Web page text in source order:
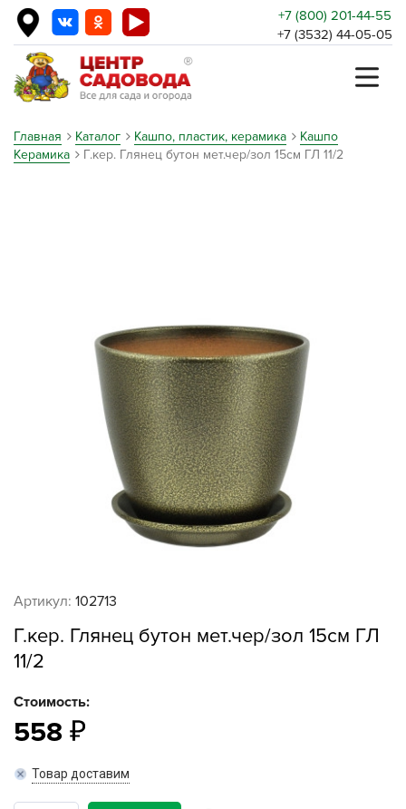
+7 (800) 201-44-55
+7 (3532) 44-05-05
Главная Каталог Кашпо, пластик, керамика
Кашпо
Керамика
Г.кер. Глянец бутон мет.чер/зол 15см ГЛ 11/2
Артикул: 102713
Г.кер. Глянец бутон мет.чер/зол 15см ГЛ
11/2
Стоимость:
558
Товар доставим